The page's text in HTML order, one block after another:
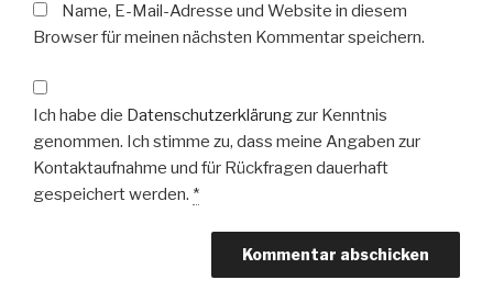
Name, E-Mail-Adresse und Website in diesem
Browser für meinen nächsten Kommentar speichern.
Ich habe die Datenschutzerklärungzur Kenntnis
genommen. Ich stimme zu, dass meine Angaben zur
Kontaktaufnahme und für Rückfragen dauerhaft
gespeichert werden. *